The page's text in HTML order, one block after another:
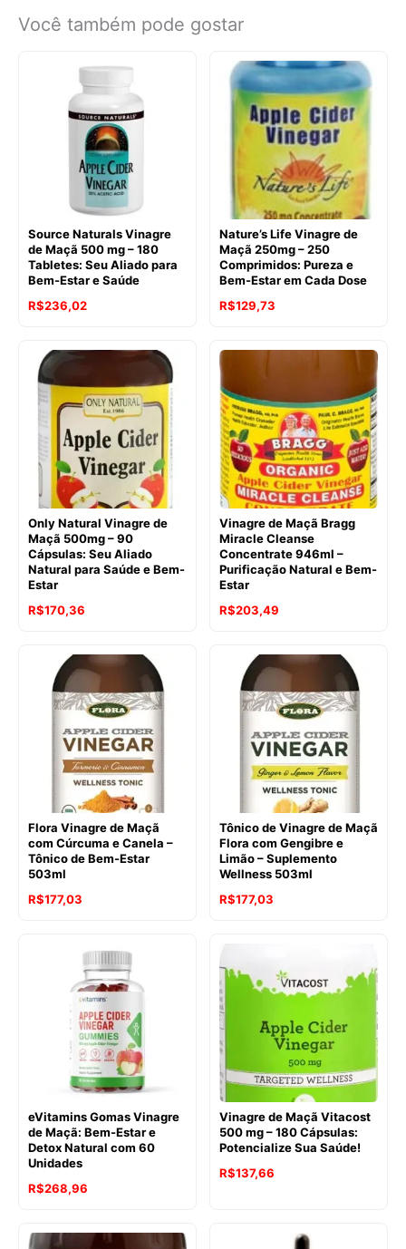
Você também pode gostar
Source Naturals Vinagre
de Maçã 500 mg – 180
Tabletes: Seu Aliado para
Bem-Estar e Saúde
R$236,02
Nature’s Life Vinagre de
Maçã 250mg – 250
Comprimidos: Pureza e
Bem-Estar em Cada Dose
O
original
R$188,90.
R$129,73
atual
R$129,73.
Only Natural Vinagre de
Maçã 500mg – 90
Cápsulas: Seu Aliado
Natural para Saúde e Bem-
Estar
O
original
R$201,50.
R$170,36
atual
R$170,36.
Vinagre de Maçã Bragg
Miracle Cleanse
Concentrate 946ml –
Purificação Natural e Bem-
Estar
O
original
R$265,55.
R$203,49
atual
R$203,49.
Flora Vinagre de Maçã
com Cúrcuma e Canela –
Tônico de Bem-Estar
503ml
O
R$188,90.
R$177,03
é:
R$177,03.
Tônico de Vinagre de Maçã
Flora com Gengibre e
Limão – Suplemento
Wellness 503ml
O
era:
R$188,90.
R$177,03
é:
R$177,03.
eVitamins Gomas Vinagre
de Maçã: Bem-Estar e
Detox Natural com 60
Unidades
R$268,96
Vinagre de Maçã Vitacost
500 mg – 180 Cápsulas:
Potencialize Sua Saúde!
R$137,66